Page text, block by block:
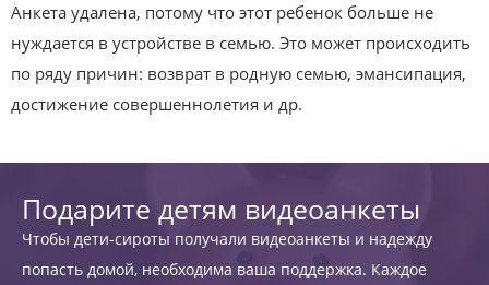
Анкета удалена, потому что этот ребенок больше не
нуждается в устройстве в семью. Это может происходить
по ряду причин: возврат в родную семью, эмансипация,
достижение совершеннолетия и др.
Подарите детям видеоанкеты
Чтобы дети-сироты получали видеоанкеты и надежду
попасть домой, необходима ваша поддержка. Каждое